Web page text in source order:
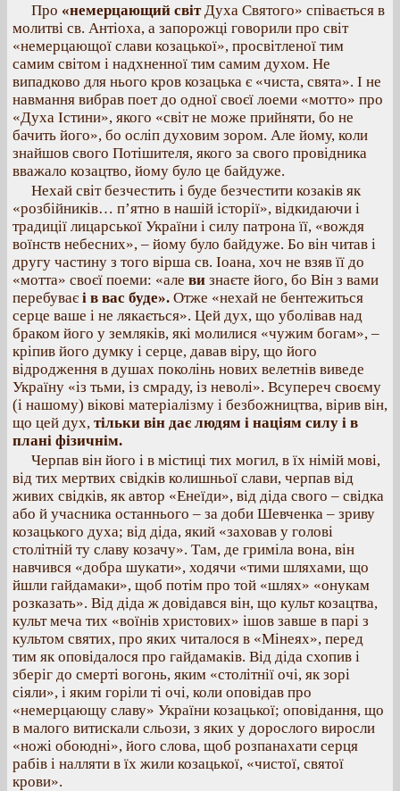
Про «немерцающий світДуха Святого» співається в
молитві св. Антіоха, а запорожці говорили про світ
«немерцающої слави козацької», просвітленої тим
самим світом і надхненної тим самим духом. Не
випадково для нього кров козацька є «чиста, свята». І не
навмання вибрав поет до одної своєї лоеми «мотто» про
«Духа Істини», якого «світ не може прийняти, бо не
бачить його», бо осліп духовим зором. Але йому, коли
знайшов свого Потішителя, якого за свого провідника
вважало козацтво, йому було це байдуже.
Нехай світ безчестить і буде безчестити козаків як
«розбійників… п’ятно в нашій історії», відкидаючи і
традиції лицарської України і силу патрона її, «вождя
воїнств небесних», – йому було байдуже. Бо він читав і
другу частину з того вірша св. Іоана, хоч не взяв її до
«мотта» своєї поеми: «але ви знаєте його, бо Він з вами
перебуває і в вас буде». Отже «нехай не бентежиться
серце ваше і не лякається». Цей дух, що уболівав над
браком його у земляків, які молилися «чужим богам», –
кріпив його думку і серце, давав віру, що його
відродження в душах поколінь нових велетнів виведе
Україну «із тьми, із смраду, із неволі». Всупереч своєму
(і нашому) вікові матеріалізму і безбожництва, вірив він,
що цей дух, тільки він дає людям і націям силу і в
плані фізичнім.
Черпав він його і в містиці тих могил, в їх німій мові,
від тих мертвих свідків колишньої слави, черпав від
живих свідків, як автор «Енеїди», від діда свого – свідка
або й учасника останнього – за доби Шевченка – зриву
козацького духа; від діда, який «заховав у голові
столітній ту славу козачу». Там, де гриміла вона, він
навчився «добра шукати», ходячи «тими шляхами, що
йшли гайдамаки», щоб потім про той «шлях» «онукам
розказать». Від діда ж довідався він, що культ козацтва,
культ меча тих «воїнів христових» ішов завше в парі з
культом святих, про яких читалося в «Мінеях», перед
тим як оповідалося про гайдамаків. Від діда схопив і
зберіг до смерті вогонь, яким «столітнії очі, як зорі
сіяли», і яким горіли ті очі, коли оповідав про
«немерцающу славу» України козацької; оповідання, що
в малого витискали сльози, з яких у дорослого виросли
«ножі обоюдні», його слова, щоб розпанахати серця
рабів і налляти в їх жили козацької, «чистої, святої
крови».